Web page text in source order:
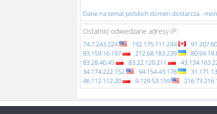
Dane na temat polskich domen dostarcza -
Ostatnio odwiedzane adresy IP:
74.7.243.224 192.175.111.244
93.159.16.197
212.68.183.239
83.28.40.45
83.22.120.211
34.174.222.152
94.154.43.178
46.112.112.20
9.129.53.159